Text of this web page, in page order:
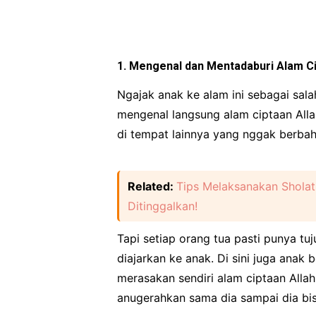
1. Mengenal dan Mentadaburi Alam
Ngajak anak ke alam ini sebagai
mengenal langsung alam ciptaan
di tempat lainnya yang nggak
Related: Tips Melaksanakan
Ditinggalkan!
Tapi setiap orang tua pasti punya
diajarkan ke anak. Di sini juga anak
merasakan sendiri alam ciptaan
anugerahkan sama dia sampai dia